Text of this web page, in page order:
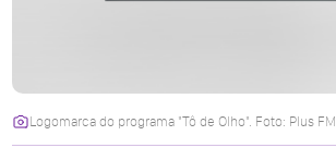
Logomarca do programa "Tô de Olho". Foto: Plus FM